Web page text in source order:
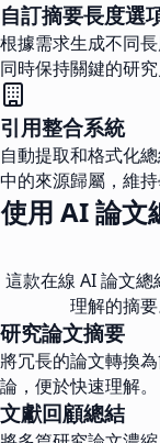
自訂摘要長度選
根據需求生成不同
同時保持關鍵的研究
引用整合系統
自動提取和格式化
中的來源歸屬，維持
使用 AI 論文
這款在線 AI 論文
理解的摘
研究論文摘要
將冗長的論文轉換
論，便於快速理解。
文獻回顧總結